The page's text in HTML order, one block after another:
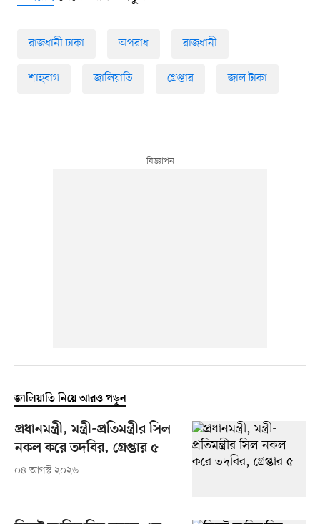
রাজধানী ঢাকা অপরাধ রাজধানী
শাহবাগ জালিয়াতি গ্রেপ্তার জাল টাকা
জালিয়াতি নিয়ে আরও পড়ুন
প্রধানমন্ত্রী, মন্ত্রী-প্রতিমন্ত্রীর সিল
নকল করে তদবির, গ্রেপ্তার ৫
০৪ আগস্ট ২০২৬